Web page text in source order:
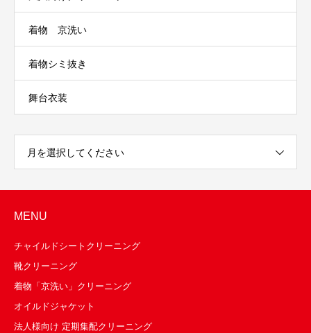
着物 京洗い
着物シミ抜き
舞台衣装
月を選択してください
MENU
チャイルドシートクリーニング
靴クリーニング
着物「京洗い」クリーニング
オイルドジャケット
法人様向け 定期集配クリーニング